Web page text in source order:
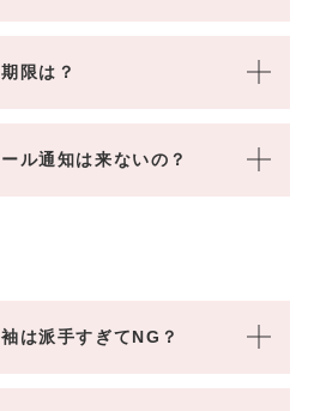
限は？
ル通知は来ないの？
は派手すぎてNG？